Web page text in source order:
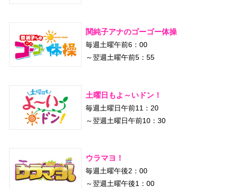
関純子アナのゴーゴー体操
毎週土曜午前6：00
～翌週土曜午前5：55
土曜日もよ～いドン！
毎週土曜日午前11：20
～翌週土曜日午前10：30
ウラマヨ！
毎週土曜午後2：00
～翌週土曜午後1：00